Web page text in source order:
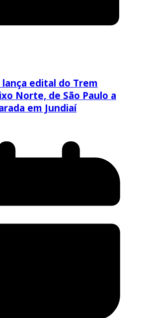
lança edital do Trem
Norte, de São Paulo a
em Jundiaí